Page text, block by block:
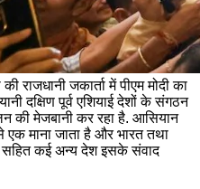
जकार्ता में पीएम मोदी का
दक्षिण पूर्व एशियाई देशों के संगठन
की मेजबानी कर रहा है. आसियान
एक माना जाता है और भारत तथा
सहित कई अन्य देश इसके संवाद